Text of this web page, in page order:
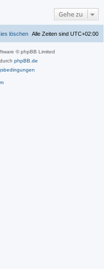
Gehe zu
Alle Zeiten sind UTC+02:00
löschen
© phpBB Limited
phpBB.de